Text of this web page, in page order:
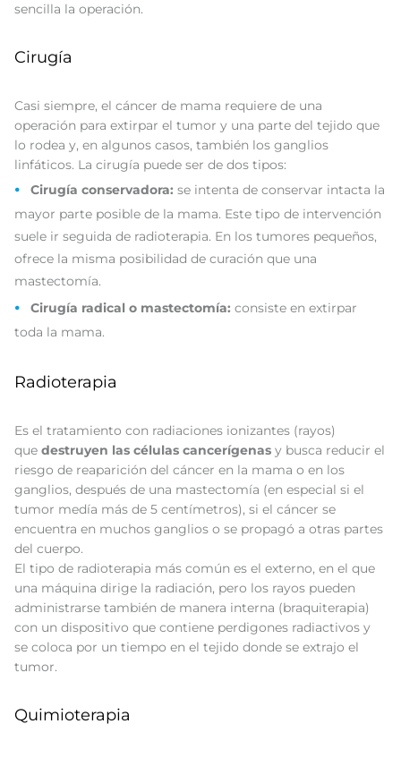
sencilla la operación.
Cirugía
Casi siempre, el cáncer de mama requiere de una
operación para extirpar el tumor y una parte del tejido que
lo rodea y, en algunos casos, también los ganglios
linfáticos. La cirugía puede ser de dos tipos:
Cirugía conservadora: se intenta de conservar intacta la
mayor parte posible de la mama. Este tipo de intervención
suele ir seguida de radioterapia. En los tumores pequeños,
ofrece la misma posibilidad de curación que una
mastectomía.
Cirugía radical o mastectomía: consiste en extirpar
toda la mama.
Radioterapia
Es el tratamiento con radiaciones ionizantes (rayos)
que destruyen las células cancerígenas y busca reducir el
riesgo de reaparición del cáncer en la mama o en los
ganglios, después de una mastectomía (en especial si el
tumor medía más de 5 centímetros), si el cáncer se
encuentra en muchos ganglios o se propagó a otras partes
del cuerpo.
El tipo de radioterapia más común es el externo, en el que
una máquina dirige la radiación, pero los rayos pueden
administrarse también de manera interna (braquiterapia)
con un dispositivo que contiene perdigones radiactivos y
se coloca por un tiempo en el tejido donde se extrajo el
tumor.
Quimioterapia